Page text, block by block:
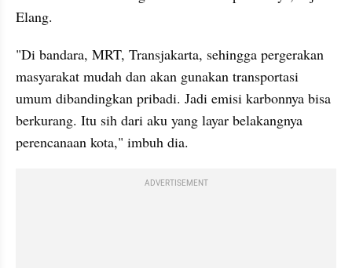
Elang.
"Di bandara, MRT, Transjakarta, sehingga pergerakan
masyarakat mudah dan akan gunakan transportasi
umum dibandingkan pribadi. Jadi emisi karbonnya bisa
berkurang. Itu sih dari aku yang layar belakangnya
perencanaan kota," imbuh dia.
ADVERTISEMENT